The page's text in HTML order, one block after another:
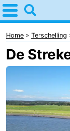
Home
Terschelling
Tipps
kindern
Dörfer
Natur
Home Terschelling
De